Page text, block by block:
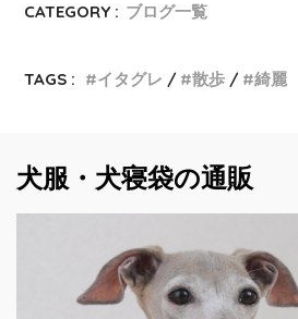
CATEGORY : ブログ一覧
TAGS : イタグレ 散歩 綺麗
犬服・犬寝袋の通販